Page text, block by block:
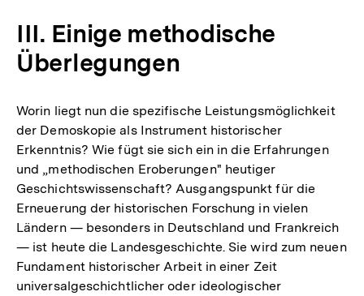
Fußnote
III. Einige methodische
Überlegungen
Worin liegt nun die spezifische Leistungsmöglichkeit
der Demoskopie als Instrument historischer
Erkenntnis? Wie fügt sie sich ein in die Erfahrungen
und „methodischen Eroberungen" heutiger
Geschichtswissenschaft? Ausgangspunkt für die
Erneuerung der historischen Forschung in vielen
Ländern — besonders in Deutschland und Frankreich
— ist heute die Landesgeschichte. Sie wird zum neuen
Fundament historischer Arbeit in einer Zeit
universalgeschichtlicher oder ideologischer